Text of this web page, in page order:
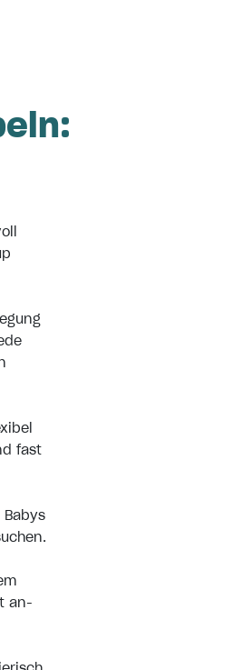
fast
an-